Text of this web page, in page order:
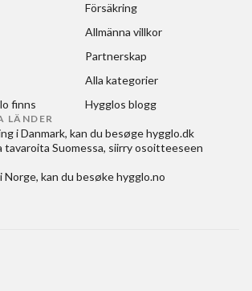
Försäkring
Allmänna villkor
Partnerskap
Alla kategorier
finns
Hygglos blogg
LÄNDER
i Danmark, kan du besøgehygglo.dk
tavaroita Suomessa, siirry osoitteeseen
Norge, kan du besøkehygglo.no